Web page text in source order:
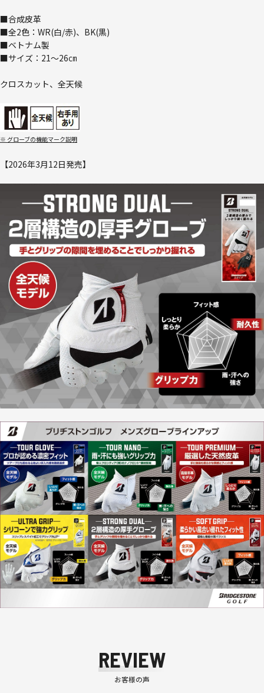
■合成皮革
■全2色：WR(白/赤)、BK(黒)
■ベトナム製
■サイズ：21～26㎝
クロスカット、全天候
※ グローブの機能マーク説明
【2026年3月12日発売】
REVIEW
お客様の声